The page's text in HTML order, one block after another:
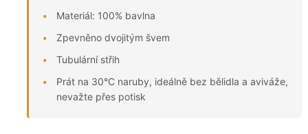
Materiál: 100% bavlna
Zpevněno dvojitým švem
Tubulární střih
Prát na 30°C naruby, ideálně bez bělidla a aviváže,
nevažte přes potisk